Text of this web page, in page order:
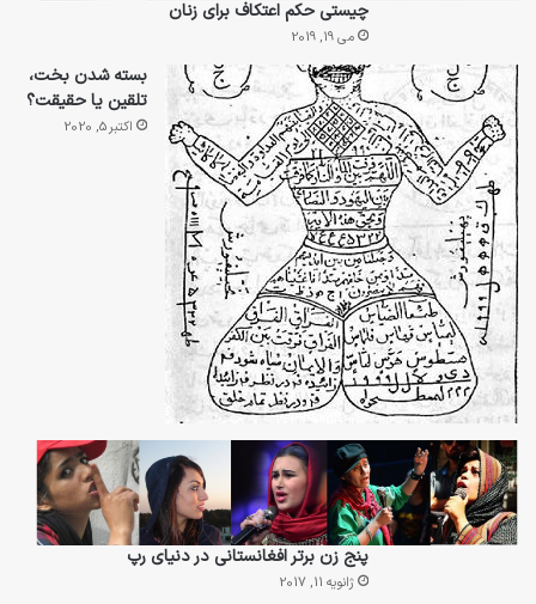
چیستی حکم اعتکاف برای زنان
می 19, 2019
بسته شدن بخت،
تلقین یا حقیقت؟
اکتبر 5, 2020
پنج زن برتر افغانستانی در دنیای رپ
ژانویه 11, 2017